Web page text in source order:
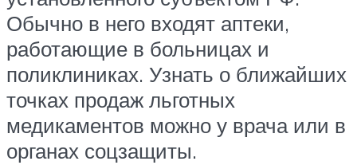
Обычно в него входят аптеки,
работающие в больницах и
поликлиниках. Узнать о ближайших
точках продаж льготных
медикаментов можно у врача или в
органах соцзащиты.